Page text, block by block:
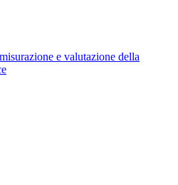
e valutazione della